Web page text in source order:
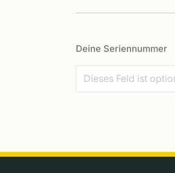
Deine Seriennummer